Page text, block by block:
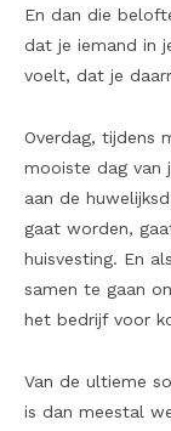
En dan die
dat je iemand in
voelt, dat je
Overdag, tijdens
mooiste dag van
aan de
gaat worden,
huisvesting. En
samen te gaan
het bedrijf voor
Van de ultieme
is dan meestal